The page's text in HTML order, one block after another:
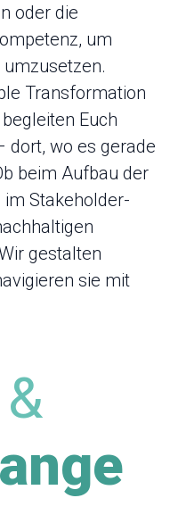
oder die
um
Transformation
Euch
dort, wo es gerade
beim Aufbau der
Stakeholder-
gestalten
sie mit